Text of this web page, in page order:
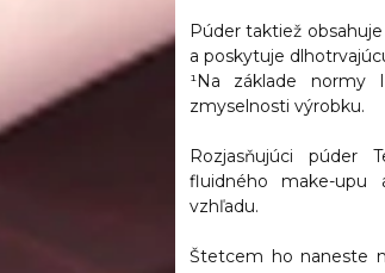
Púder taktiež
a poskytuje
¹Na základe normy
zmyselnosti výrobku.
Rozjasňujúci púder
fluidného make-upu
vzhľadu.
Štetcem ho naneste